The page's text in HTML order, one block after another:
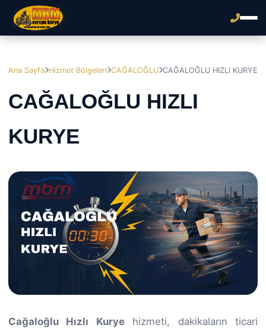
Ana Sayfa Hizmet Bölgeleri CAĞALOĞLU CAĞALOĞLU HIZLI KURYE
CAĞALOĞLU HIZLI
KURYE
Cağaloğlu Hızlı Kuryehizmeti, dakikaların ticari